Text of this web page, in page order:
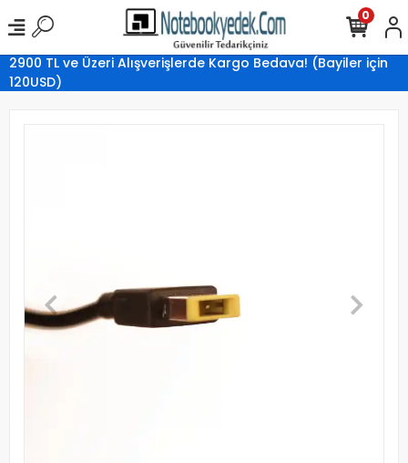
2900 TL ve Üzeri Alışverişlerde Kargo Bedava! (Bayiler için
120USD)
0